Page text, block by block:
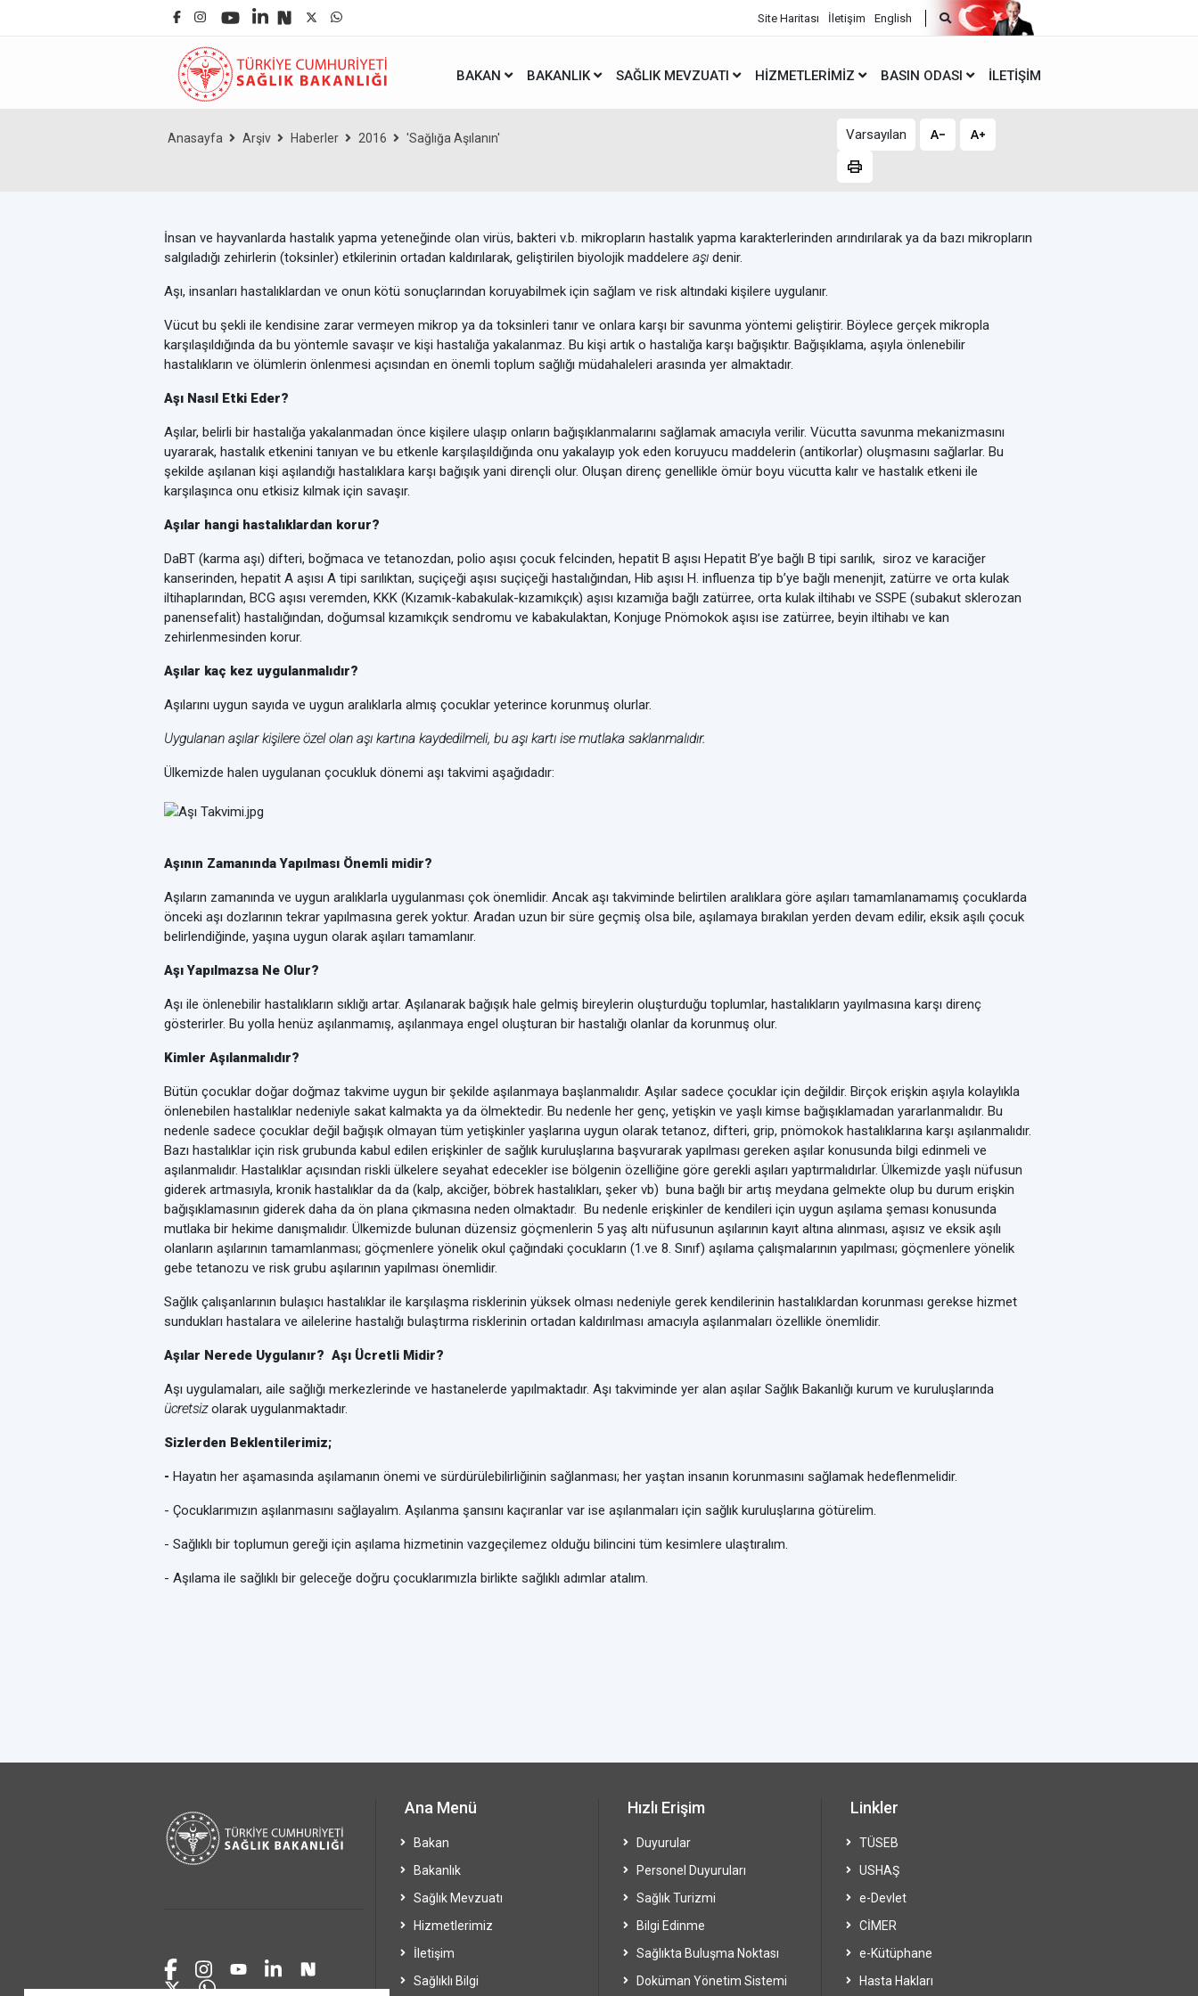
Site Haritası İletişim English
BAKAN BAKANLIK SAĞLIK MEVZUATI HIZMETLERIMIZ BASIN ODASI İLETIŞIM
Anasayfa Arşiv Haberler 2016 'Sağlığa Aşılanın' Varsayılan
İnsan ve hayvanlarda hastalık yapma yeteneğinde olan virüs, bakteri v.b. mikropların hastalık yapma karakterlerinden arındırılarak ya da bazı mikropların
salgıladığı zehirlerin (toksinler) etkilerinin ortadan kaldırılarak, geliştirilen biyolojik maddelere aşı denir.
Aşı, insanları hastalıklardan ve onun kötü sonuçlarından koruyabilmek için sağlam ve risk altındaki kişilere uygulanır.
Vücut bu şekli ile kendisine zarar vermeyen mikrop ya da toksinleri tanır ve onlara karşı bir savunma yöntemi geliştirir. Böylece gerçek mikropla
karşılaşıldığında da bu yöntemle savaşır ve kişi hastalığa yakalanmaz. Bu kişi artık o hastalığa karşı bağışıktır. Bağışıklama, aşıyla önlenebilir
hastalıkların ve ölümlerin önlenmesi açısından en önemli toplum sağlığı müdahaleleri arasında yer almaktadır.
Aşı Nasıl Etki Eder?
Aşılar, belirli bir hastalığa yakalanmadan önce kişilere ulaşıp onların bağışıklanmalarını sağlamak amacıyla verilir. Vücutta savunma mekanizmasını
uyararak, hastalık etkenini tanıyan ve bu etkenle karşılaşıldığında onu yakalayıp yok eden koruyucu maddelerin (antikorlar) oluşmasını sağlarlar. Bu
şekilde aşılanan kişi aşılandığı hastalıklara karşı bağışık yani dirençli olur. Oluşan direnç genellikle ömür boyu vücutta kalır ve hastalık etkeni ile
karşılaşınca onu etkisiz kılmak için savaşır.
Aşılar hangi hastalıklardan korur?
DaBT (karma aşı) difteri, boğmaca ve tetanozdan, polio aşısı çocuk felcinden, hepatit B aşısı Hepatit B’ye bağlı B tipi sarılık, siroz ve karaciğer
kanserinden, hepatit A aşısı A tipi sarılıktan, suçiçeği aşısı suçiçeği hastalığından, Hib aşısı H. influenza tip b’ye bağlı menenjit, zatürre ve orta kulak
iltihaplarından, BCG aşısı veremden, KKK (Kızamık-kabakulak-kızamıkçık) aşısı kızamığa bağlı zatürree, orta kulak iltihabı ve SSPE (subakut sklerozan
panensefalit) hastalığından, doğumsal kızamıkçık sendromu ve kabakulaktan, Konjuge Pnömokok aşısı ise zatürree, beyin iltihabı ve kan
zehirlenmesinden korur.
Aşılar kaç kez uygulanmalıdır?
Aşılarını uygun sayıda ve uygun aralıklarla almış çocuklar yeterince korunmuş olurlar.
Uygulanan aşılar kişilere özel olan aşı kartına kaydedilmeli, bu aşı kartı ise mutlaka saklanmalıdır.
Ülkemizde halen uygulanan çocukluk dönemi aşı takvimi aşağıdadır:
Aşının Zamanında Yapılması Önemli midir?
Aşıların zamanında ve uygun aralıklarla uygulanması çok önemlidir. Ancak aşı takviminde belirtilen aralıklara göre aşıları tamamlanamamış çocuklarda
önceki aşı dozlarının tekrar yapılmasına gerek yoktur. Aradan uzun bir süre geçmiş olsa bile, aşılamaya bırakılan yerden devam edilir, eksik aşılı çocuk
belirlendiğinde, yaşına uygun olarak aşıları tamamlanır.
Aşı Yapılmazsa Ne Olur?
Aşı ile önlenebilir hastalıkların sıklığı artar. Aşılanarak bağışık hale gelmiş bireylerin oluşturduğu toplumlar, hastalıkların yayılmasına karşı direnç
gösterirler. Bu yolla henüz aşılanmamış, aşılanmaya engel oluşturan bir hastalığı olanlar da korunmuş olur.
Kimler Aşılanmalıdır?
Bütün çocuklar doğar doğmaz takvime uygun bir şekilde aşılanmaya başlanmalıdır. Aşılar sadece çocuklar için değildir. Birçok erişkin aşıyla kolaylıkla
önlenebilen hastalıklar nedeniyle sakat kalmakta ya da ölmektedir. Bu nedenle her genç, yetişkin ve yaşlı kimse bağışıklamadan yararlanmalıdır. Bu
nedenle sadece çocuklar değil bağışık olmayan tüm yetişkinler yaşlarına uygun olarak tetanoz, difteri, grip, pnömokok hastalıklarına karşı aşılanmalıdır.
Bazı hastalıklar için risk grubunda kabul edilen erişkinler de sağlık kuruluşlarına başvurarak yapılması gereken aşılar konusunda bilgi edinmeli ve
aşılanmalıdır. Hastalıklar açısından riskli ülkelere seyahat edecekler ise bölgenin özelliğine göre gerekli aşıları yaptırmalıdırlar. Ülkemizde yaşlı nüfusun
giderek artmasıyla, kronik hastalıklar da da (kalp, akciğer, böbrek hastalıkları, şeker vb) buna bağlı bir artış meydana gelmekte olup bu durum erişkin
bağışıklamasının giderek daha da ön plana çıkmasına neden olmaktadır. Bu nedenle erişkinler de kendileri için uygun aşılama şeması konusunda
mutlaka bir hekime danışmalıdır. Ülkemizde bulunan düzensiz göçmenlerin 5 yaş altı nüfusunun aşılarının kayıt altına alınması, aşısız ve eksik aşılı
olanların aşılarının tamamlanması; göçmenlere yönelik okul çağındaki çocukların (1.ve 8. Sınıf) aşılama çalışmalarının yapılması; göçmenlere yönelik
gebe tetanozu ve risk grubu aşılarının yapılması önemlidir.
Sağlık çalışanlarının bulaşıcı hastalıklar ile karşılaşma risklerinin yüksek olması nedeniyle gerek kendilerinin hastalıklardan korunması gerekse hizmet
sundukları hastalara ve ailelerine hastalığı bulaştırma risklerinin ortadan kaldırılması amacıyla aşılanmaları özellikle önemlidir.
Aşılar Nerede Uygulanır? Aşı Ücretli Midir?
Aşı uygulamaları, aile sağlığı merkezlerinde ve hastanelerde yapılmaktadır. Aşı takviminde yer alan aşılar Sağlık Bakanlığı kurum ve kuruluşlarında
ücretsizolarak uygulanmaktadır.
Sizlerden Beklentilerimiz;
- Hayatın her aşamasında aşılamanın önemi ve sürdürülebilirliğinin sağlanması; her yaştan insanın korunmasını sağlamak hedeflenmelidir.
- Çocuklarımızın aşılanmasını sağlayalım. Aşılanma şansını kaçıranlar var ise aşılanmaları için sağlık kuruluşlarına götürelim.
- Sağlıklı bir toplumun gereği için aşılama hizmetinin vazgeçilemez olduğu bilincini tüm kesimlere ulaştıralım.
- Aşılama ile sağlıklı bir geleceğe doğru çocuklarımızla birlikte sağlıklı adımlar atalım.
Ana Menü
Bakan
Bakanlık
Sağlık Mevzuatı
Hizmetlerimiz
İletişim
Sağlıklı Bilgi
Hızlı Erişim
Duyurular
Personel Duyuruları
Sağlık Turizmi
Bilgi Edinme
Sağlıkta Buluşma Noktası
Doküman Yönetim Sistemi
Linkler
TÜSEB
USHAŞ
e-Devlet
CİMER
e-Kütüphane
Hasta Hakları